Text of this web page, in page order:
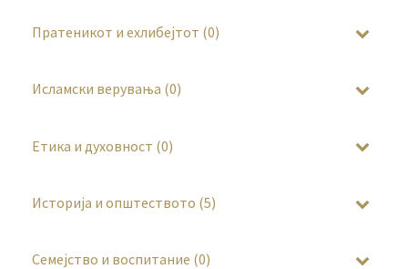
Пратеникот и ехлибејтот (0)
Исламски верувања (0)
Етика и духовност (0)
Историја и општеството (5)
Семејство и воспитание (0)